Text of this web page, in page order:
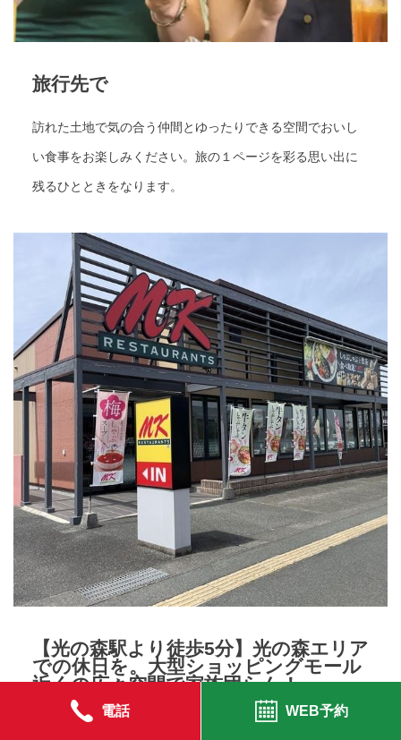
旅行先で
訪れた土地で気の合う仲間とゆったりできる空間でおいし
い食事をお楽しみください。旅の１ページを彩る思い出に
残るひとときをなります。
【光の森駅より徒歩5分】光の森エリア
での休日を。大型ショッピングモール
近くの広々空間で家族団らん！
電話 WEB予約